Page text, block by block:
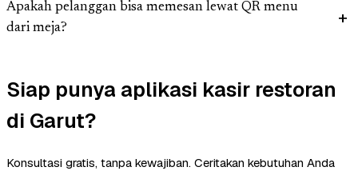
Apakah pelanggan bisa memesan lewat QR menu
dari meja?
Siap punya aplikasi kasir restoran
di Garut?
Konsultasi gratis, tanpa kewajiban. Ceritakan kebutuhan Anda